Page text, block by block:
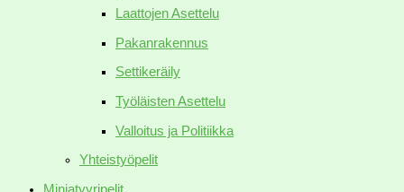
Laattojen Asettelu
Pakanrakennus
Settikeräily
Työläisten Asettelu
Valloitus ja Politiikka
Yhteistyöpelit
Miniatyyripelit